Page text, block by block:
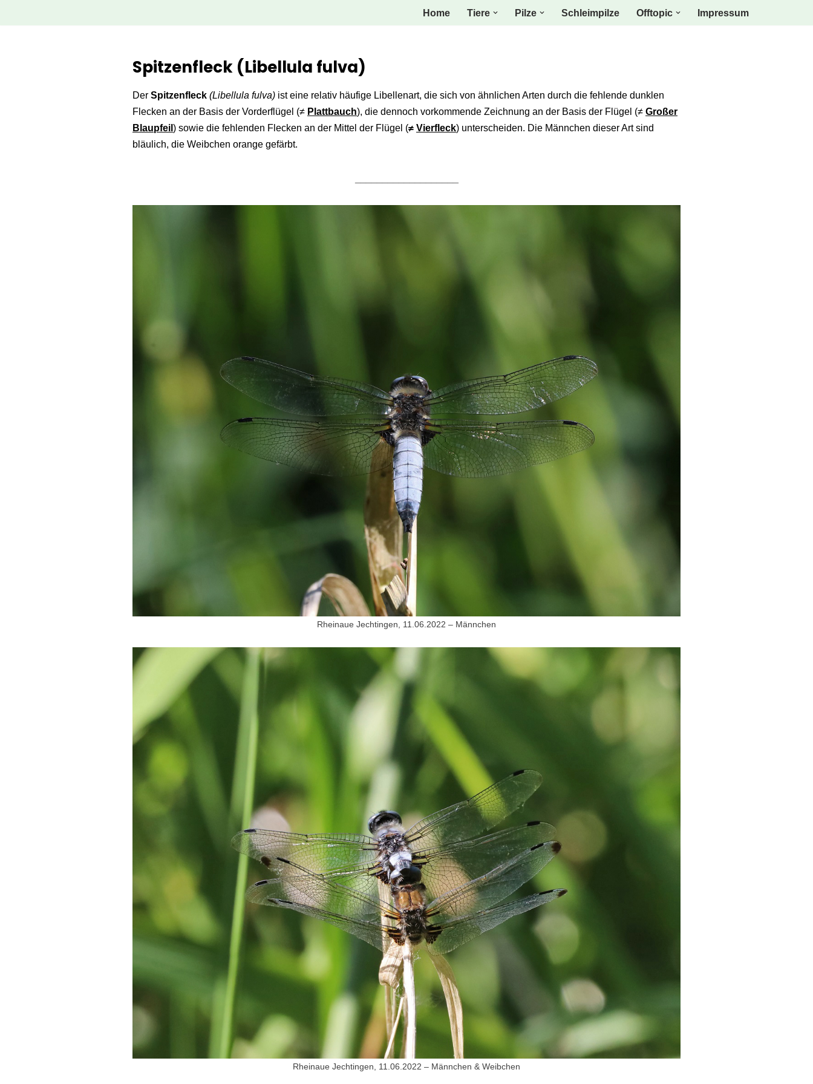
Home Tiere Pilze Schleimpilze Offtopic Impressum
Spitzenfleck (Libellula fulva)
Der Spitzenfleck (Libellula fulva) ist eine relativ häufige Libellenart, die sich von ähnlichen Arten durch die fehlende dunklen
Flecken an der Basis der Vorderflügel (≠ Plattbauch), die dennoch vorkommende Zeichnung an der Basis der Flügel (≠ Großer
Blaupfeil ) sowie die fehlenden Flecken an der Mittel der Flügel (≠ Vierfleck) unterscheiden. Die Männchen dieser Art sind
bläulich, die Weibchen orange gefärbt.
Rheinaue Jechtingen, 11.06.2022 – Männchen
Rheinaue Jechtingen, 11.06.2022 – Männchen & Weibchen